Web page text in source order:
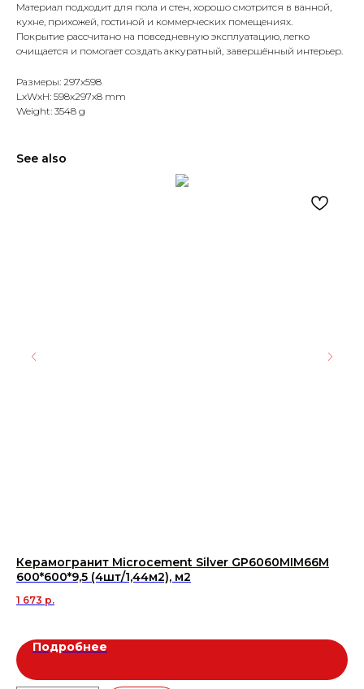
Материал подходит для пола и стен, хорошо смотрится в ванной,
кухне, прихожей, гостиной и коммерческих помещениях.
Покрытие рассчитано на повседневную эксплуатацию, легко
очищается и помогает создать аккуратный, завершённый интерьер.
Размеры: 297x598
LxWxH: 598x297x8 mm
Weight: 3548 g
See also
Керамогранит Microcement Silver GP6060MIM66M
600*600*9,5 (4шт/1,44м2), м2
1 673 р.
Подробнее